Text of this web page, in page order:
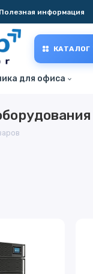
Полезная информация
КАТАЛОГ
для офиса